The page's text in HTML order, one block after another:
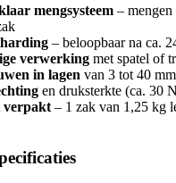
mengsysteem – mengen
– beloopbaar na ca.
verwerking met spatel of
in lagen van 3 tot 40 mm
en druksterkte (ca. 30
verpakt– 1 zak van 1,25 kg